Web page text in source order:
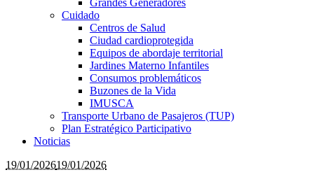
Grandes Generadores
Cuidado
Centros de Salud
Ciudad cardioprotegida
Equipos de abordaje territorial
Jardines Materno Infantiles
Consumos problemáticos
Buzones de la Vida
IMUSCA
Transporte Urbano de Pasajeros (TUP)
Plan Estratégico Participativo
Noticias
19/01/202619/01/2026